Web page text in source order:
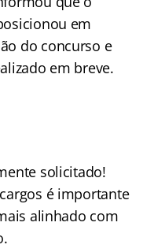
em
do concurso e
em breve.
solicitado!
é importante
alinhado com